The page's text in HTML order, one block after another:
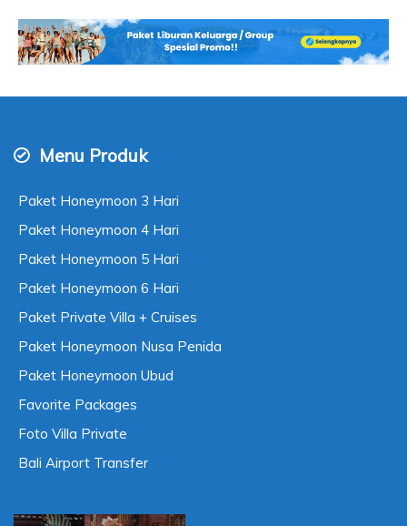
Menu Produk
Paket Honeymoon 3 Hari
Paket Honeymoon 4 Hari
Paket Honeymoon 5 Hari
Paket Honeymoon 6 Hari
Paket Private Villa + Cruises
Paket Honeymoon Nusa Penida
Paket Honeymoon Ubud
Favorite Packages
Foto Villa Private
Bali Airport Transfer